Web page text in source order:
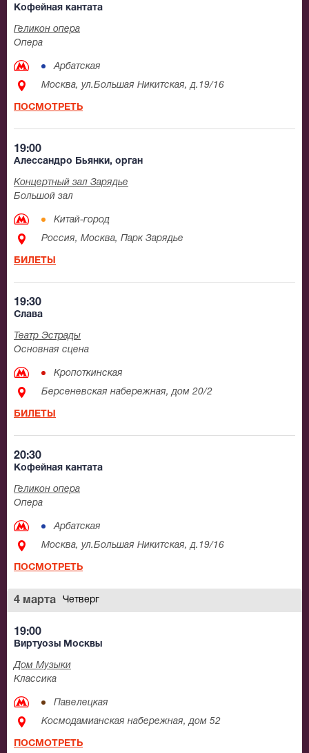
Кофейная кантата
Геликон опера
Опера
Арбатская
Москва, ул.Большая Никитская, д.19/16
ПОСМОТРЕТЬ
19:00
Алессандро Бьянки, орган
Концертный зал Зарядье
Большой зал
Китай-город
Россия, Москва, Парк Зарядье
БИЛЕТЫ
19:30
Слава
Театр Эстрады
Основная сцена
Кропоткинская
Берсеневская набережная, дом 20/2
БИЛЕТЫ
20:30
Кофейная кантата
Геликон опера
Опера
Арбатская
Москва, ул.Большая Никитская, д.19/16
ПОСМОТРЕТЬ
4 марта Четверг
19:00
Виртуозы Москвы
Дом Музыки
Классика
Павелецкая
Космодамианская набережная, дом 52
ПОСМОТРЕТЬ